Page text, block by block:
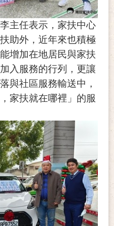
任表示，家扶中心
助外，近年來也積極
增加在地居民與家扶
入服務的行列，更讓
與社區服務輸送中，
家扶就在哪裡」的服